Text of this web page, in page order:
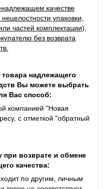
качестве
упаковки,
частей комплектации),
без возврата
надлежащего
Вы можете выбрать
Вас способ:
компанией "Новая
с отметкой "обратный
при возврате и обмене
качества:
по другим, личным